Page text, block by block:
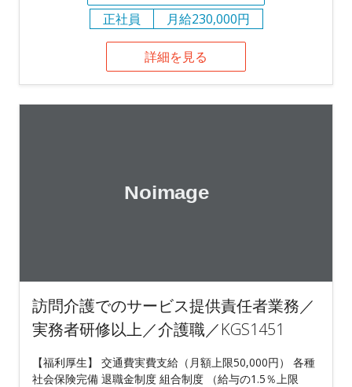
正社員
月給230,000円
詳細を見る
訪問介護でのサービス提供責任者業務／
実務者研修以上／介護職／KGS1451
【福利厚生】 交通費実費支給（月額上限50,000円） 各種
社会保険完備 退職金制度 組合制度 （給与の1.5％上限